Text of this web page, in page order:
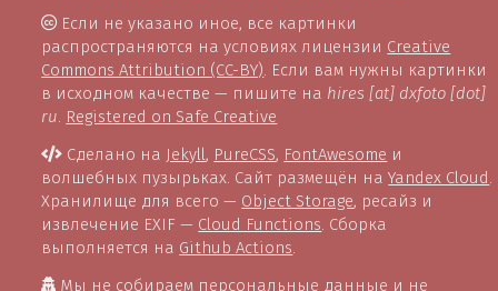
Если не указано иное, все картинки
распространяются на условиях лицензии Creative
Commons Attribution (CC-BY). Если вам нужны картинки
в исходном качестве — пишите на hires [at] dxfoto [dot]
ru. Registered on Safe Creative
Сделано на Jekyll, PureCSS, FontAwesome и
волшебных пузырьках. Сайт размещён наYandex Cloud.
Хранилище для всего — Object Storage, ресайз и
извлечение EXIF — Cloud Functions. Сборка
выполняется на Github Actions.
Мы не собираем персональные данные и не